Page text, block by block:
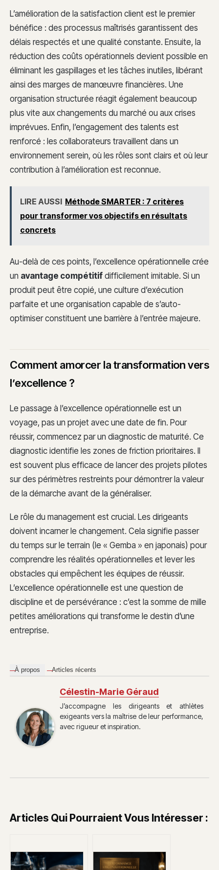
L’amélioration de la satisfaction client est le premier
bénéfice : des processus maîtrisés garantissent des
délais respectés et une qualité constante. Ensuite, la
réduction des coûts opérationnels devient possible en
éliminant les gaspillages et les tâches inutiles, libérant
ainsi des marges de manœuvre financières. Une
organisation structurée réagit également beaucoup
plus vite aux changements du marché ou aux crises
imprévues. Enfin, l’engagement des talents est
renforcé : les collaborateurs travaillent dans un
environnement serein, où les rôles sont clairs et où leur
contribution à l’amélioration est reconnue.
LIRE AUSSI Méthode SMARTER : 7 critères
pour transformer vos objectifs en résultats
concrets
Au-delà de ces points, l’excellence opérationnelle crée
un avantage compétitif difficilement imitable. Si un
produit peut être copié, une culture d’exécution
parfaite et une organisation capable de s’auto-
optimiser constituent une barrière à l’entrée majeure.
Comment amorcer la transformation vers
l’excellence ?
Le passage à l’excellence opérationnelle est un
voyage, pas un projet avec une date de fin. Pour
réussir, commencez par un diagnostic de maturité. Ce
diagnostic identifie les zones de friction prioritaires. Il
est souvent plus efficace de lancer des projets pilotes
sur des périmètres restreints pour démontrer la valeur
de la démarche avant de la généraliser.
Le rôle du management est crucial. Les dirigeants
doivent incarner le changement. Cela signifie passer
du temps sur le terrain (le « Gemba » en japonais) pour
comprendre les réalités opérationnelles et lever les
obstacles qui empêchent les équipes de réussir.
L’excellence opérationnelle est une question de
discipline et de persévérance : c’est la somme de mille
petites améliorations qui transforme le destin d’une
entreprise.
À propos Articles récents
Célestin-Marie Géraud
J’accompagne les dirigeants et athlètes
exigeants vers la maîtrise de leur performance,
avec rigueur et inspiration.
Articles Qui Pourraient Vous Intéresser :